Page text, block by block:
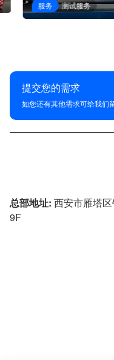
服务 测试服务
提交您的需求
如您还有其他需求可给我们
总部地址: 西安市雁塔
9F